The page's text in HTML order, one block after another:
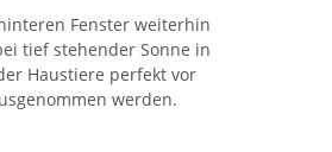
Fenster weiterhin
tief stehender Sonne in
Haustiere perfekt vor
werden.